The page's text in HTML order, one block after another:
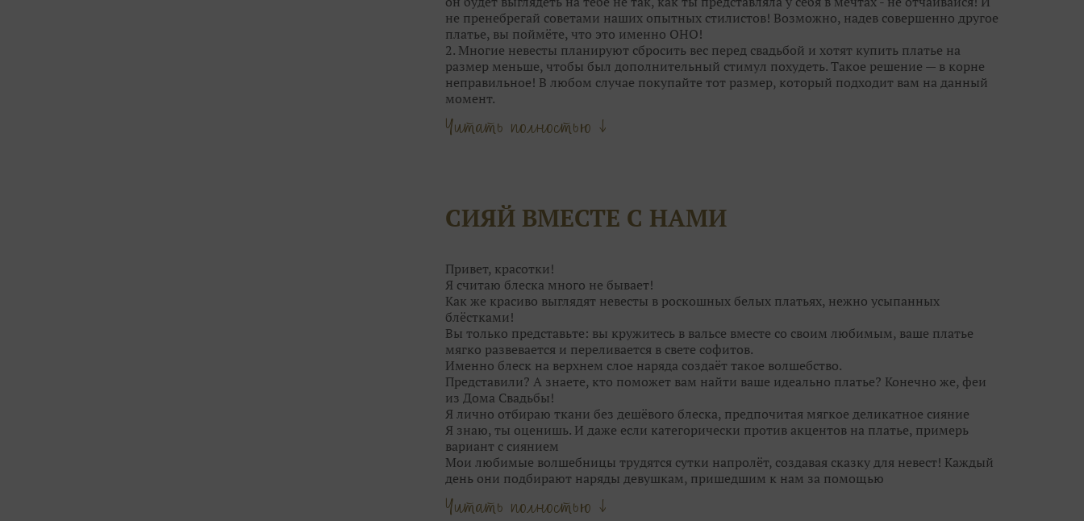
не пренебрегай советами наших опытных стилистов! Возможно, надев совершенно другое
платье, вы поймёте, что это именно ОНО!
2. Многие невесты планируют сбросить вес перед свадьбой и хотят купить платье на
размер меньше, чтобы был дополнительный стимул похудеть. Такое решение — в корне
неправильное! В любом случае покупайте тот размер, который подходит вам на данный
момент.
Главное — это посадка. Если платье вдруг станет великовато, ушить его куда проще, чем
наоборот. А корсет со шнуровкой и вовсе решит все проблемы небольшого «плюса» или
просто не рассмотреть его среди десятков других, каждое из которых по-своему
уникально.
замечаете.
Читать полностью ↓
СИЯЙ ВМЕСТЕ С НАМИ
Привет, красотки!
Я считаю блеска много не бывает!
Как же красиво выглядят невесты в роскошных белых платьях, нежно усыпанных
блёстками!
Вы только представьте: вы кружитесь в вальсе вместе со своим любимым, ваше платье
мягко развевается и переливается в свете софитов.
Именно блеск на верхнем слое наряда создаёт такое волшебство.⠀
Представили? А знаете, кто поможет вам найти ваше идеально платье? Конечно же, феи
из Дома Свадьбы!
Я лично отбираю ткани без дешёвого блеска, предпочитая мягкое деликатное сияние
Я знаю, ты оценишь. И даже если категорически против акцентов на платье, примерь
вариант с сиянием
Мои любимые волшебницы трудятся сутки напролёт, создавая сказку для невест! Каждый
день они подбирают наряды девушкам, пришедшим к нам за помощью
Они точно знаю, кому идёт мягкий блеск серебра, а для кого идеальна пудровая дымка.
Мои феечки не только находят для вас идеальное платье, но и туфельки, украшения. И
Читать полностью ↓